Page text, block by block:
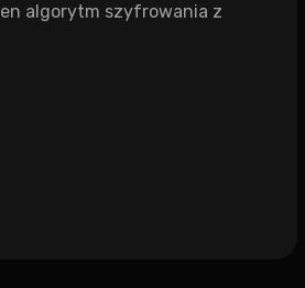
algorytm szyfrowania z